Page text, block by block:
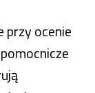
przy ocenie